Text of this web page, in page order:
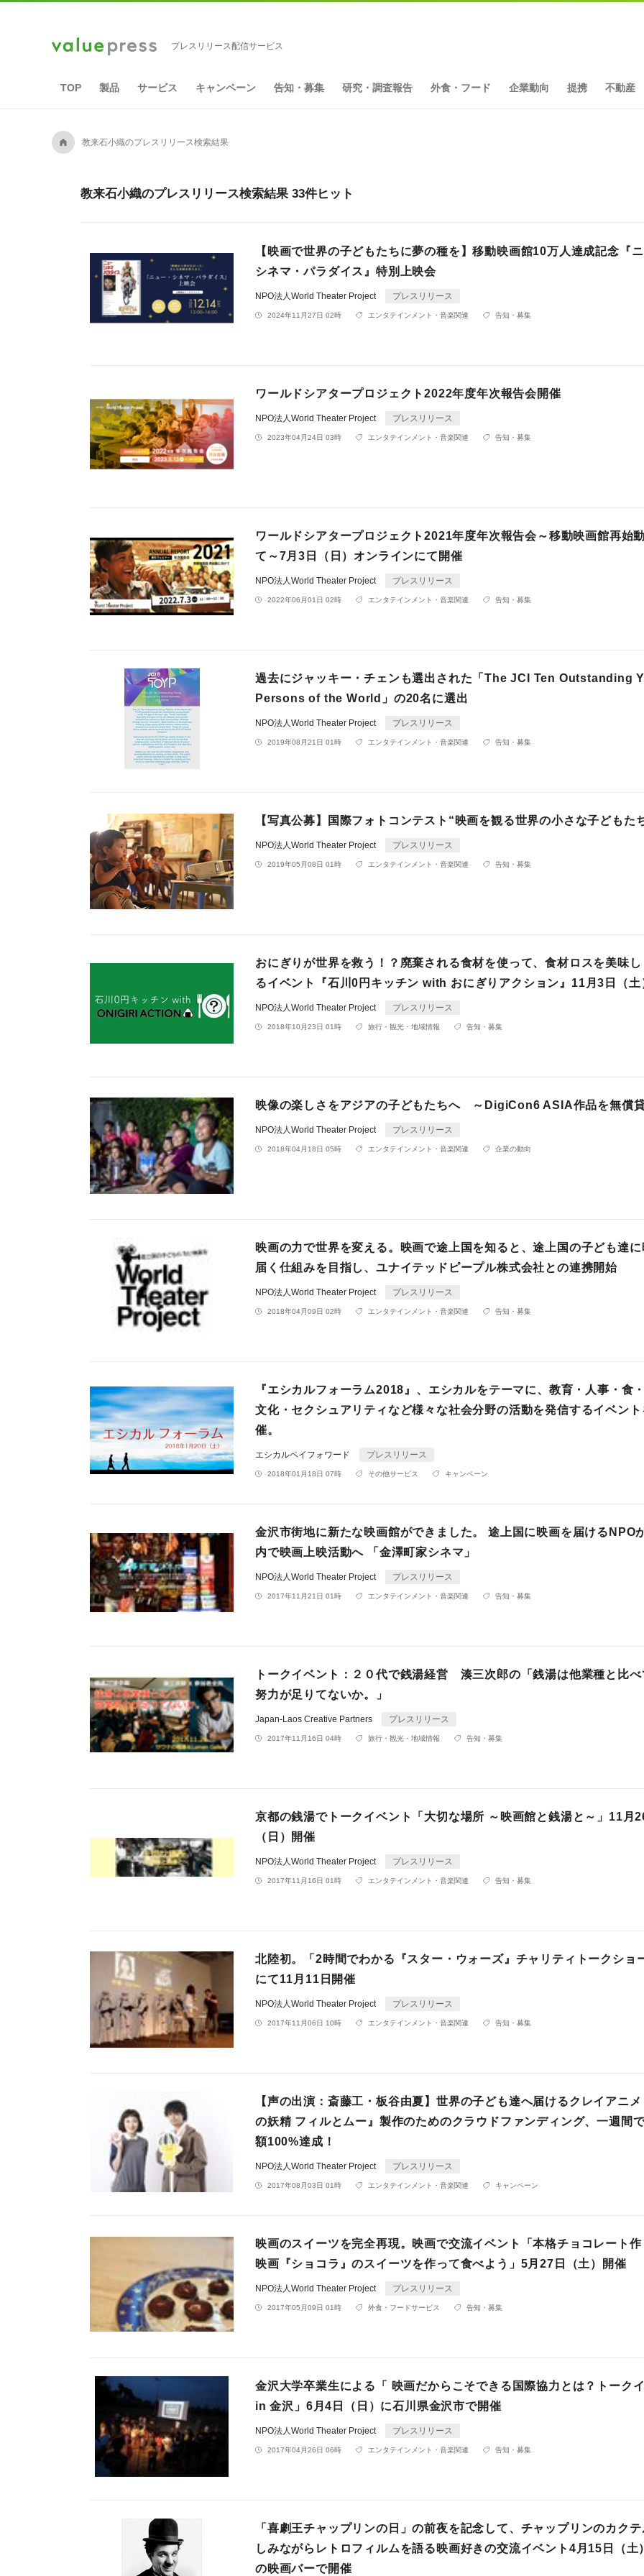
プレスリリース配信サービス
TOP 製品 サービス キャンペーン 告知・募集 研究・調査報告 外食・フード 企業動向 提携 不動産
A 教来石小織のプレスリリース検索結果
教来石小織のプレスリリース検索結果 33件ヒット
【映画で世界の子どもたちに夢の種を】移動映画館10万人達成記念『ニ
シネマ・パラダイス』特別上映会
NPO法人World Theater Project プレスリリース
2024年11月27日 02時 エンタテインメント・音楽関連 告知・募集
ワールドシアタープロジェクト2022年度年次報告会開催
NPO法人World Theater Project プレスリリース
2023年04月24日 03時 エンタテインメント・音楽関連 告知・募集
ワールドシアタープロジェクト2021年度年次報告会～移動映画館再始
て～7月3日（日）オンラインにて開催
NPO法人World Theater Project プレスリリース
2022年06月01日 02時 エンタテインメント・音楽関連 告知・募集
過去にジャッキー・チェンも選出された「The JCI Ten Outstanding
Persons of the World」の20名に選出
NPO法人World Theater Project プレスリリース
2019年08月21日 01時 エンタテインメント・音楽関連 告知・募集
【写真公募】国際フォトコンテスト“映画を観る世界の小さな子どもた
NPO法人World Theater Project プレスリリース
2019年05月08日 01時 エンタテインメント・音楽関連 告知・募集
おにぎりが世界を救う！？廃棄される食材を使って、食材ロスを美味し
るイベント『石川0円キッチン with おにぎりアクション』11月3日（土
NPO法人World Theater Project プレスリリース
2018年10月23日 01時 旅行・観光・地域情報 告知・募集
映像の楽しさをアジアの子どもたちへ ～DigiCon6 ASIA作品を無償
NPO法人World Theater Project プレスリリース
2018年04月18日 05時 エンタテインメント・音楽関連 企業の動向
映画の力で世界を変える。映画で途上国を知ると、途上国の子ども達
届く仕組みを目指し、ユナイテッドピープル株式会社との連携開始
NPO法人World Theater Project プレスリリース
2018年04月09日 02時 エンタテインメント・音楽関連 告知・募集
『エシカルフォーラム2018』、エシカルをテーマに、教育・人事・食
文化・セクシュアリティなど様々な社会分野の活動を発信するイベント
催。
エシカルペイフォワード プレスリリース
2018年01月18日 07時 その他サービス キャンペーン
金沢市街地に新たな映画館ができました。 途上国に映画を届けるNPO
内で映画上映活動へ 「金澤町家シネマ」
NPO法人World Theater Project プレスリリース
2017年11月21日 01時 エンタテインメント・音楽関連 告知・募集
トークイベント：２０代で銭湯経営 湊三次郎の「銭湯は他業種と比べ
努力が足りてないか。」
Japan-Laos Creative Partners プレスリリース
2017年11月16日 04時 旅行・観光・地域情報 告知・募集
京都の銭湯でトークイベント「大切な場所 ～映画館と銭湯と～」11月
（日）開催
NPO法人World Theater Project プレスリリース
2017年11月16日 01時 エンタテインメント・音楽関連 告知・募集
北陸初。「2時間でわかる『スター・ウォーズ』チャリティトークショ
にて11月11日開催
NPO法人World Theater Project プレスリリース
2017年11月06日 10時 エンタテインメント・音楽関連 告知・募集
【声の出演：斎藤工・板谷由夏】世界の子ども達へ届けるクレイアニ
の妖精 フィルとムー』製作のためのクラウドファンディング、一週間
額100%達成！
NPO法人World Theater Project プレスリリース
2017年08月03日 01時 エンタテインメント・音楽関連 キャンペーン
映画のスイーツを完全再現。映画で交流イベント「本格チョコレート作
映画『ショコラ』のスイーツを作って食べよう」5月27日（土）開催
NPO法人World Theater Project プレスリリース
2017年05月09日 01時 外食・フードサービス 告知・募集
金沢大学卒業生による「 映画だからこそできる国際協力とは？トーク
in 金沢」6月4日（日）に石川県金沢市で開催
NPO法人World Theater Project プレスリリース
2017年04月26日 06時 エンタテインメント・音楽関連 告知・募集
「喜劇王チャップリンの日」の前夜を記念して、チャップリンのカク
しみながらレトロフィルムを語る映画好きの交流イベント4月15日（土
の映画バーで開催